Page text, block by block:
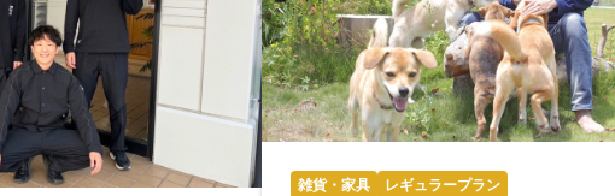
雑貨・家具 レギュラープラン